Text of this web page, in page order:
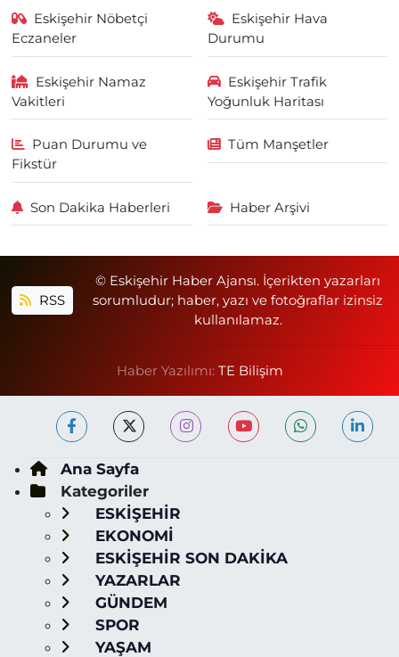
Eskişehir Nöbetçi
Eczaneler
Eskişehir Hava
Durumu
Eskişehir Namaz
Vakitleri
Eskişehir Trafik
Yoğunluk Haritası
Puan Durumu ve
Fikstür
Tüm Manşetler
Son Dakika Haberleri Haber Arşivi
RSS
© Eskişehir Haber Ajansı. İçerikten yazarları
sorumludur; haber, yazı ve fotoğraflar izinsiz
kullanılamaz.
Haber Yazılımı: TE Bilişim
Ana Sayfa
Kategoriler
ESKİŞEHİR
EKONOMİ
ESKİŞEHİR SON DAKİKA
YAZARLAR
GÜNDEM
SPOR
YAŞAM